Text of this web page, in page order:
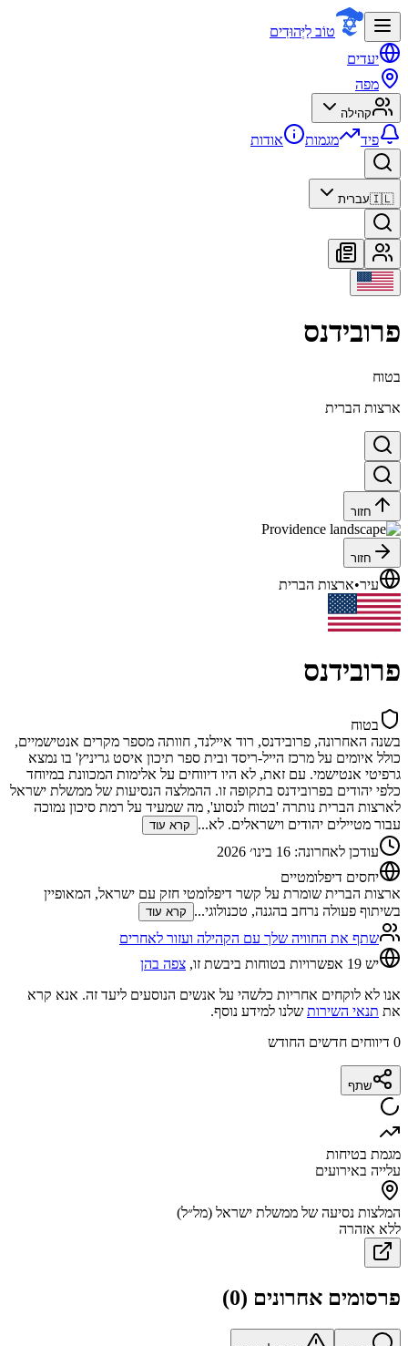
טוֹב לַיְּהוּדִים
יעדים
מפה
קהילה
פיד מגמות אודות
🇮🇱עברית
פרובידנס
בטוח
ארצות הברית
חזור
חזור
עיר•ארצות הברית
פרובידנס
בטוח
בשנה האחרונה, פרובידנס, רוד איילנד, חוותה מספר מקרים אנטישמיים,
כולל איומים על מרכז הייל-ריסד ובית ספר תיכון איסט גריניץ' בו נמצא
גרפיטי אנטישמי. עם זאת, לא היו דיווחים על אלימות המכוונת במיוחד
כלפי יהודים בפרובידנס בתקופה זו. ההמלצה הנסיעות של ממשלת ישראל
לארצות הברית נותרה 'בטוח לנסוע', מה שמעיד על רמת סיכון נמוכה
עבור מטיילים יהודים וישראלים. לא... קרא עוד
עודכן לאחרונה: 16 בינו׳ 2026
יחסים דיפלומטיים
ארצות הברית שומרת על קשר דיפלומטי חזק עם ישראל, המאופיין
בשיתוף פעולה נרחב בהגנה, טכנולוגי... קרא עוד
שתף את החוויה שלך עם הקהילה ועזור לאחרים
יש 19 אפשרויות בטוחות ביבשת זו,
צפה בהן
אנו לא לוקחים אחריות כלשהי על אנשים הנוסעים ליעד זה. אנא קרא
את תנאי השירות שלנו למידע נוסף.
0 דיווחים חדשים החודש
שתף
מגמת בטיחות
עלייה באירועים
המלצות נסיעה של ממשלת ישראל (מל״ל)
ללא אזהרה
פרסומים אחרונים (
0
)